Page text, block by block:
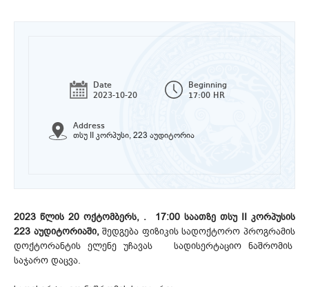
Date
2023-10-20
Beginning
17:00 HR
Address
თსუ II კორპუსი, 223 აუდიტორია
2023 წლის 20 ოქტომბერს, . 17:00 საათზე თსუ II კორპუსის
223 აუდიტორიაში,შედგება ფიზიკის სადოქტორო პროგრამის
დოქტორანტის ელენე უჩავას სადისერტაციო ნაშრომის
საჯარო დაცვა.